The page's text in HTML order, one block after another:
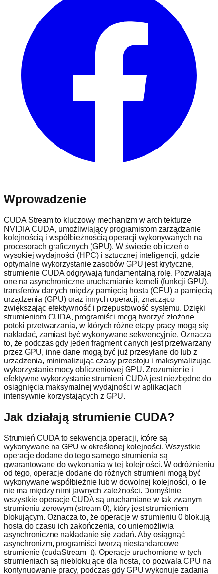
Wprowadzenie
CUDA Stream to kluczowy mechanizm w architekturze
NVIDIA CUDA, umożliwiający programistom zarządzanie
kolejnością i współbieżnością operacji wykonywanych na
procesorach graficznych (GPU). W świecie obliczeń o
wysokiej wydajności (HPC) i sztucznej inteligencji, gdzie
optymalne wykorzystanie zasobów GPU jest krytyczne,
strumienie CUDA odgrywają fundamentalną rolę. Pozwalają
one na asynchroniczne uruchamianie kerneli (funkcji GPU),
transferów danych między pamięcią hosta (CPU) a pamięcią
urządzenia (GPU) oraz innych operacji, znacząco
zwiększając efektywność i przepustowość systemu. Dzięki
strumieniom CUDA, programiści mogą tworzyć złożone
potoki przetwarzania, w których różne etapy pracy mogą się
nakładać, zamiast być wykonywane sekwencyjnie. Oznacza
to, że podczas gdy jeden fragment danych jest przetwarzany
przez GPU, inne dane mogą być już przesyłane do lub z
urządzenia, minimalizując czasy przestoju i maksymalizując
wykorzystanie mocy obliczeniowej GPU. Zrozumienie i
efektywne wykorzystanie strumieni CUDA jest niezbędne do
osiągnięcia maksymalnej wydajności w aplikacjach
intensywnie korzystających z GPU.
Jak działają strumienie CUDA?
Strumień CUDA to sekwencja operacji, które są
wykonywane na GPU w określonej kolejności. Wszystkie
operacje dodane do tego samego strumienia są
gwarantowane do wykonania w tej kolejności. W odróżnieniu
od tego, operacje dodane do różnych strumieni mogą być
wykonywane współbieżnie lub w dowolnej kolejności, o ile
nie ma między nimi jawnych zależności. Domyślnie,
wszystkie operacje CUDA są uruchamiane w tak zwanym
strumieniu zerowym (stream 0), który jest strumieniem
blokującym. Oznacza to, że operacje w strumieniu 0 blokują
hosta do czasu ich zakończenia, co uniemożliwia
asynchroniczne nakładanie się zadań. Aby osiągnąć
asynchronizm, programiści tworzą niestandardowe
strumienie (cudaStream_t). Operacje uruchomione w tych
strumieniach są nieblokujące dla hosta, co pozwala CPU na
kontynuowanie pracy, podczas gdy GPU wykonuje zadania